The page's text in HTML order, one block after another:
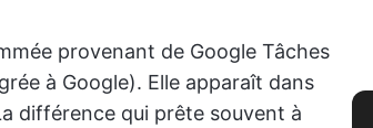
provenant de Google Tâches
à Google). Elle apparaît dans
différence qui prête souvent à